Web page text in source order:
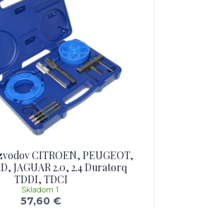
CITROEN, PEUGEOT,
JAGUAR 2.0, 2.4 Duratorq
TDDI, TDCI
57,60 €
Skladom 1